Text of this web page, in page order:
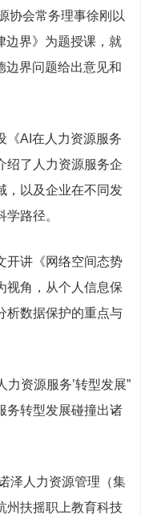
会常务理事徐刚以
边界》为题授课，就
边界问题给出意见和
AI在人力资源服务
绍了人力资源服务企
，以及企业在不同发
路径。
讲《网络空间态势
视角，从个人信息保
析数据保护的重点与
资源服务’转型发展”
务转型发展碰撞出诸
人力资源管理（集
州扶摇职上教育科技